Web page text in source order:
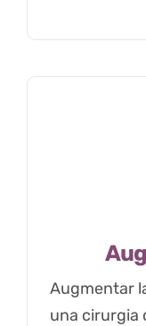
Augmentar
una cirurgia